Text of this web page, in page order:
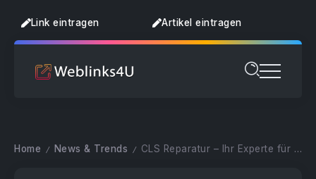
Link eintragen Artikel eintragen
Home / News & Trends / CLS Reparatur – Ihr Experte für erstklassige iPhone- und Handy-Reparaturen in Mannheim